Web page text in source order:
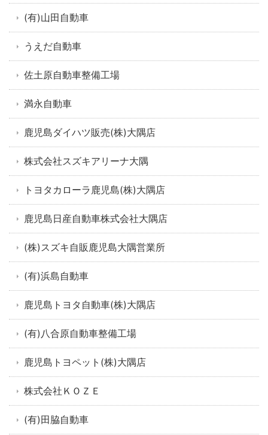
(有)山田自動車
うえだ自動車
佐土原自動車整備工場
満永自動車
鹿児島ダイハツ販売(株)大隅店
株式会社スズキアリーナ大隅
トヨタカローラ鹿児島(株)大隅店
鹿児島日産自動車株式会社大隅店
(株)スズキ自販鹿児島大隅営業所
(有)浜島自動車
鹿児島トヨタ自動車(株)大隅店
(有)八合原自動車整備工場
鹿児島トヨペット(株)大隅店
株式会社ＫＯＺＥ
(有)田脇自動車